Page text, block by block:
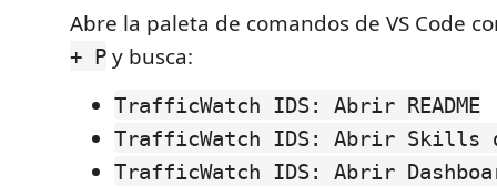
Abre la paleta de comandos de VS Code
+ P y busca:
TrafficWatch IDS: Abrir README
TrafficWatch IDS: Abrir Skills
TrafficWatch IDS: Abrir